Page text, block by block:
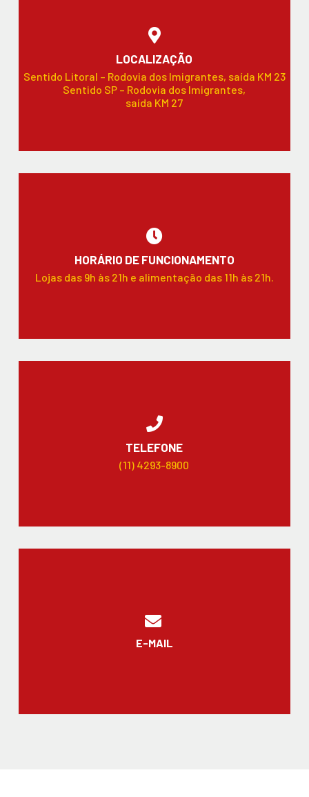
LOCALIZAÇÃO
Sentido Litoral – Rodovia dos Imigrantes, saída KM 23
Sentido SP – Rodovia dos Imigrantes,
saída KM 27
HORÁRIO DE FUNCIONAMENTO
Lojas das 9h às 21h e alimentação das 11h às 21h.
TELEFONE
(11) 4293-8900
E-MAIL